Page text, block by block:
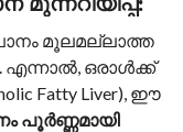
മൂലമല്ലാത്ത
എന്നാൽ, ഒരാൾക്ക്
Fatty Liver), ഈ
പൂർണ്ണമായി